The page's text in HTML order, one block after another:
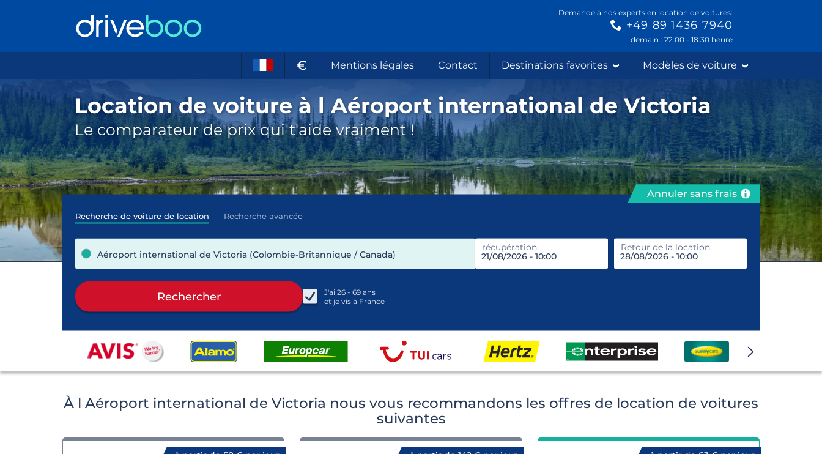
Demande à nos experts en location de voitures:
+49 89 1436 7940
demain : 22:00 - 18:30 heure
€ Mentions légales Contact Destinations favorites Modèles de voiture
Location de voiture à l Aéroport international de Victoria
Le comparateur de prix qui t'aide vraiment !
Annuler sans frais
Recherche de voiture de location Recherche avancée
Aéroport international de Victoria (Colombie-Britannique / Canada)
récupération Retour de la location
prendre
J'ai 26 - 69 ans
et je vis à France
Rechercher
À l Aéroport international de Victoria nous vous recommandons les offres de location de voitures
suivantes